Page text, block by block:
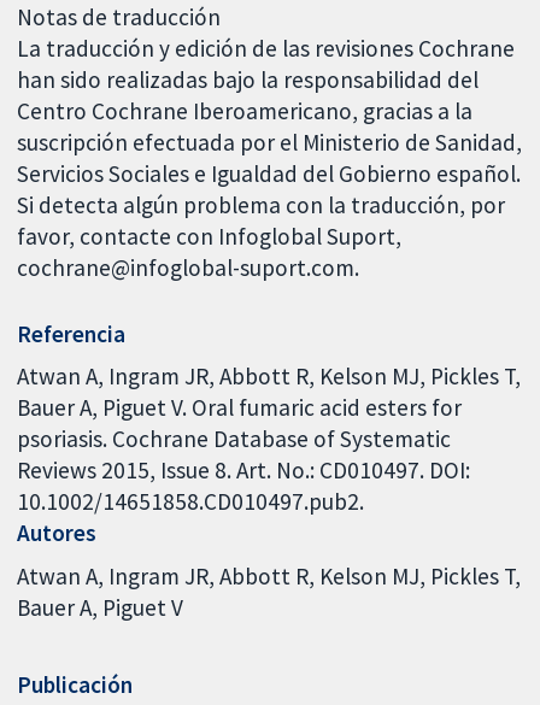
Notas de traducción
La traducción y edición de las revisiones Cochrane
han sido realizadas bajo la responsabilidad del
Centro Cochrane Iberoamericano, gracias a la
suscripción efectuada por el Ministerio de Sanidad,
Servicios Sociales e Igualdad del Gobierno español.
Si detecta algún problema con la traducción, por
favor, contacte con Infoglobal Suport,
cochrane@infoglobal-suport.com.
Referencia
Atwan A, Ingram JR, Abbott R, Kelson MJ, Pickles T,
Bauer A, Piguet V. Oral fumaric acid esters for
psoriasis. Cochrane Database of Systematic
Reviews 2015, Issue 8. Art. No.: CD010497. DOI:
10.1002/14651858.CD010497.pub2.
Autores
Atwan A Ingram JR Abbott R Kelson MJ Pickles T
Bauer A Piguet V
Publicación